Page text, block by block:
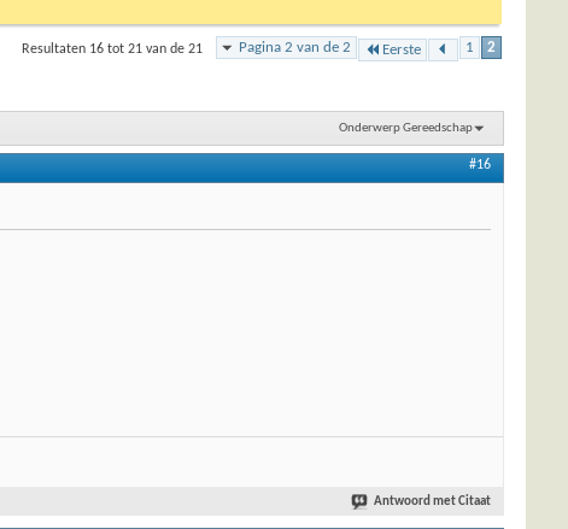
Pagina 2 van de 2 Eerste 1 2
Resultaten 16 tot 21 van de 21
Onderwerp Gereedschap
#16
Antwoord met Citaat